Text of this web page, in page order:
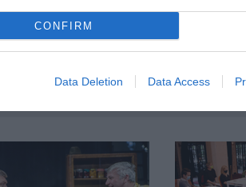
CONFIRM
Data Deletion Data Access